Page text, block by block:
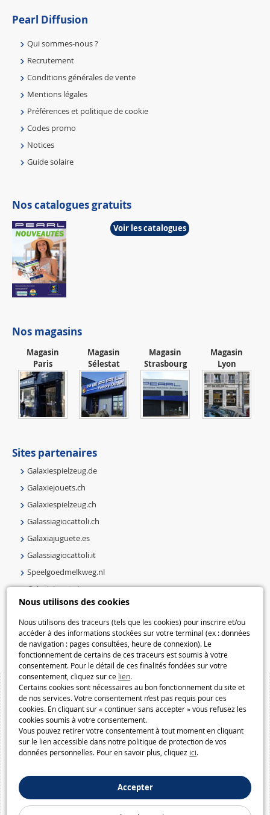
Nous utilisons des cookies
Nous utilisons des traceurs (tels que les cookies) pour inscrire et/ou
accéder à des informations stockées sur votre terminal (ex : données
de navigation : pages consultées, heure de connexion). Le
fonctionnement de certains de ces traceurs est soumis à votre
consentement. Pour le détail de ces finalités fondées sur votre
consentement, cliquez sur ce lien.
Certains cookies sont nécessaires au bon fonctionnement du site et
de nos services. Votre consentement n’est pas requis pour ces
cookies. En cliquant sur « continuer sans accepter » vous refusez les
cookies soumis à votre consentement.
Vous pouvez retirer votre consentement à tout moment en cliquant
sur le lien accessible dans notre politique de protection de vos
données personnelles. Pour en savoir plus, cliquez ici.
Accepter
Pearl Diffusion
Qui sommes-nous ?
Recrutement
Conditions générales de vente
Mentions légales
Préférences et politique de cookie
Codes promo
Notices
Guide solaire
Nos catalogues gratuits
Voir les catalogues
Nos magasins
Magasin
Paris
Magasin
Sélestat
Magasin
Strasbourg
Magasin
Lyon
Sites partenaires
Galaxiespielzeug.de
Galaxiejouets.ch
Galaxiespielzeug.ch
Galassiagiocattoli.ch
Galaxiajuguete.es
Galassiagiocattoli.it
Speelgoedmelkweg.nl
Galaxiejouets.be
Galaxiespielzeug.be
Speelgoedmelkweg.be
Macway.com